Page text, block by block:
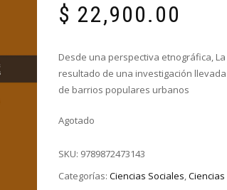
$ 22,900.00
Desde una perspectiva etnográfica,
resultado de una investigación
de barrios populares urbanos
Agotado
SKU: 9789872473143
Categorías: Ciencias Sociales,Ciencias